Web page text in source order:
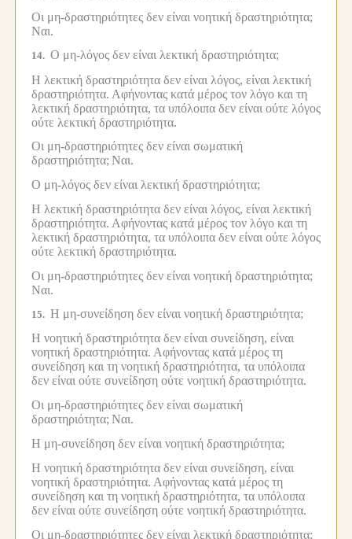
Οι μη-δραστηριότητες δεν είναι νοητική δραστηριότητα;
Ναι.
14. Ο μη-λόγος δεν είναι λεκτική δραστηριότητα;
Η λεκτική δραστηριότητα δεν είναι λόγος, είναι λεκτική
δραστηριότητα. Αφήνοντας κατά μέρος τον λόγο και τη
λεκτική δραστηριότητα, τα υπόλοιπα δεν είναι ούτε λόγος
ούτε λεκτική δραστηριότητα.
Οι μη-δραστηριότητες δεν είναι σωματική
δραστηριότητα; Ναι.
Ο μη-λόγος δεν είναι λεκτική δραστηριότητα;
Η λεκτική δραστηριότητα δεν είναι λόγος, είναι λεκτική
δραστηριότητα. Αφήνοντας κατά μέρος τον λόγο και τη
λεκτική δραστηριότητα, τα υπόλοιπα δεν είναι ούτε λόγος
ούτε λεκτική δραστηριότητα.
Οι μη-δραστηριότητες δεν είναι νοητική δραστηριότητα;
Ναι.
15. Η μη-συνείδηση δεν είναι νοητική δραστηριότητα;
Η νοητική δραστηριότητα δεν είναι συνείδηση, είναι
νοητική δραστηριότητα. Αφήνοντας κατά μέρος τη
συνείδηση και τη νοητική δραστηριότητα, τα υπόλοιπα
δεν είναι ούτε συνείδηση ούτε νοητική δραστηριότητα.
Οι μη-δραστηριότητες δεν είναι σωματική
δραστηριότητα; Ναι.
Η μη-συνείδηση δεν είναι νοητική δραστηριότητα;
Η νοητική δραστηριότητα δεν είναι συνείδηση, είναι
νοητική δραστηριότητα. Αφήνοντας κατά μέρος τη
συνείδηση και τη νοητική δραστηριότητα, τα υπόλοιπα
δεν είναι ούτε συνείδηση ούτε νοητική δραστηριότητα.
Οι μη-δραστηριότητες δεν είναι λεκτική δραστηριότητα;